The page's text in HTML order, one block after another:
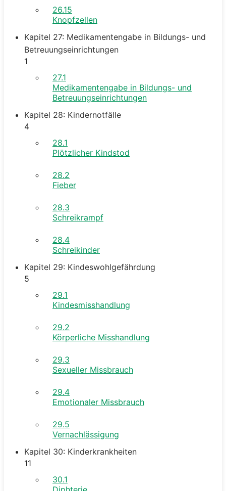
26.15
Knopfzellen
Kapitel 27: Medikamentengabe in Bildungs- und
Betreuungseinrichtungen
1
27.1
Medikamentengabe in Bildungs- und
Betreuungseinrichtungen
Kapitel 28: Kindernotfälle
4
28.1
Plötzlicher Kindstod
28.2
Fieber
28.3
Schreikrampf
28.4
Schreikinder
Kapitel 29: Kindeswohlgefährdung
5
29.1
Kindesmisshandlung
29.2
Körperliche Misshandlung
29.3
Sexueller Missbrauch
29.4
Emotionaler Missbrauch
29.5
Vernachlässigung
Kapitel 30: Kinderkrankheiten
11
30.1